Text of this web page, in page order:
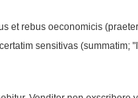
et rebus oeconomicis
sensitivas (summatim;